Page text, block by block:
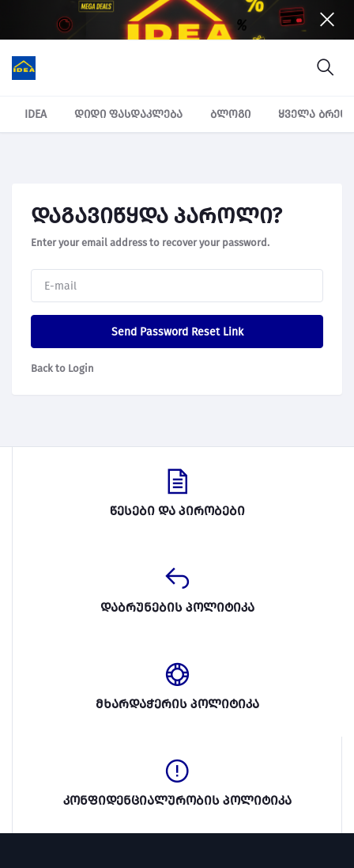
IDEA დიდი ფასდაკლება ბლოგი ყველა
დაგავიწყდა პაროლი?
Enter your email address to recover your password.
Send Password Reset Link
Back to Login
წესები და პირობები
დაბრუნების პოლიტიკა
მხარდაჭერის პოლიტიკა
კონფიდენციალურობის პოლიტიკა